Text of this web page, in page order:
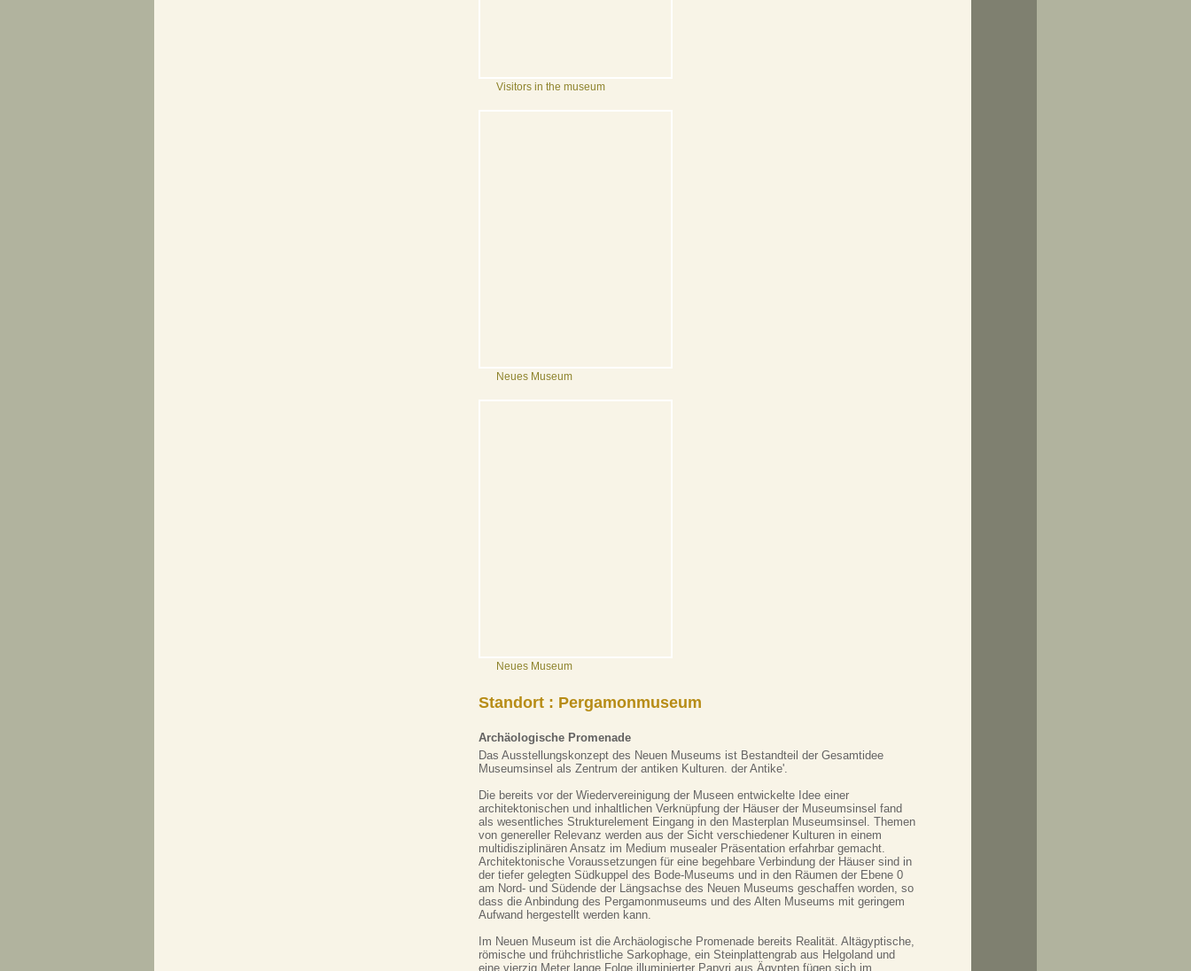
Visitors in the museum
Neues Museum
Neues Museum
Standort : Pergamonmuseum
Archäologische Promenade
Das Ausstellungskonzept des Neuen Museums ist Bestandteil der Gesamtidee
Museumsinsel als Zentrum der antiken Kulturen. der Antike'.
Die bereits vor der Wiedervereinigung der Museen entwickelte Idee einer
architektonischen und inhaltlichen Verknüpfung der Häuser der Museumsinsel fand
als wesentliches Strukturelement Eingang in den Masterplan Museumsinsel. Themen
von genereller Relevanz werden aus der Sicht verschiedener Kulturen in einem
multidisziplinären Ansatz im Medium musealer Präsentation erfahrbar gemacht.
Architektonische Voraussetzungen für eine begehbare Verbindung der Häuser sind in
der tiefer gelegten Südkuppel des Bode-Museums und in den Räumen der Ebene 0
am Nord- und Südende der Längsachse des Neuen Museums geschaffen worden, so
dass die Anbindung des Pergamonmuseums und des Alten Museums mit geringem
Aufwand hergestellt werden kann.
Im Neuen Museum ist die Archäologische Promenade bereits Realität. Altägyptische,
römische und frühchristliche Sarkophage, ein Steinplattengrab aus Helgoland und
eine vierzig Meter lange Folge illuminierter Papyri aus Ägypten fügen sich im